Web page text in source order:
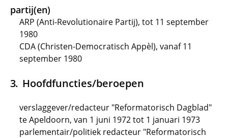
partij(en)
ARP (Anti-Revolutionaire Partij), tot 11 september
1980
CDA (Christen-Democratisch Appèl), vanaf 11
september 1980
Hoofdfuncties/beroepen
verslaggever/redacteur "Reformatorisch Dagblad"
te Apeldoorn, van 1 juni 1972 tot 1 januari 1973
parlementair/politiek redacteur "Reformatorisch